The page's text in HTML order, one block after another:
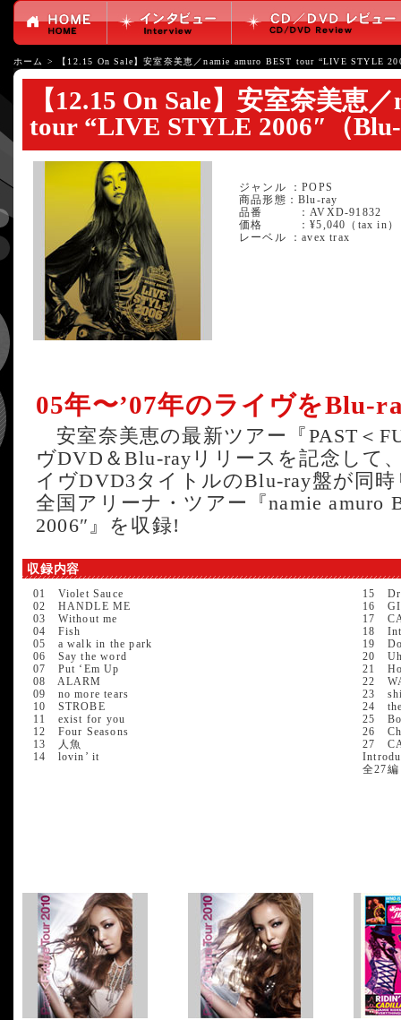
ホーム > 【12.15 On Sale】安室奈美恵／namie amuro BEST tour “LIVE STYLE
【12.15 On Sale】安室奈美恵
tour “LIVE STYLE 2006″（
ジャンル ：POPS
商品形態：Blu-ray
品番 ：AVXD-91832
価格 ：¥5,040（tax in）
レーベル ：avex trax
05年〜’07年のライヴをBlu-
安室奈美恵の最新ツアー『PAST＜
ヴDVD＆Blu-rayリリースを記念して
イヴDVD3タイトルのBlu-ray盤が同
全国アリーナ・ツアー『namie amuro
2006″』を収録!
収録内容
01 Violet Sauce
02 HANDLE ME
03 Without me
04 Fish
05 a walk in the park
06 Say the word
07 Put ‘Em Up
08 ALARM
09 no more tears
10 STROBE
11 exist for you
12 Four Seasons
13 人魚
14 lovin’ it
15
16
17
18
19
20
21
22
23
24 the
25
26
27
全27編